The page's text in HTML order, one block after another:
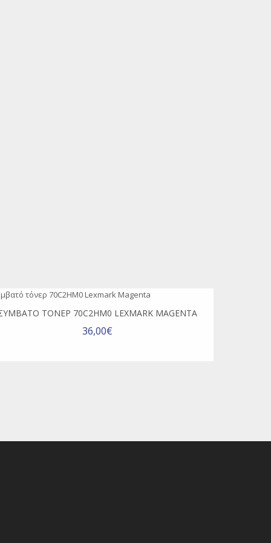
ΤΌΝΕΡ 70C2HM0 LEXMARK MAGENTA
36,00€